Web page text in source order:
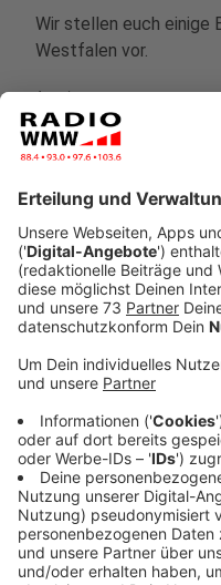
Wir stellen euch einige
Westfalen vor.
Anzeige
Anzeige
Die Stadt Aachen hat
Telefonverträgen
durch eine
können. Das rügte erst
Rechnungsprüfungsamt
Steuerzahlerbund. Als
Altvertrag gab die
Komplexität der
"regelmäßige
zum Beispiel auch
Ausland wohnende